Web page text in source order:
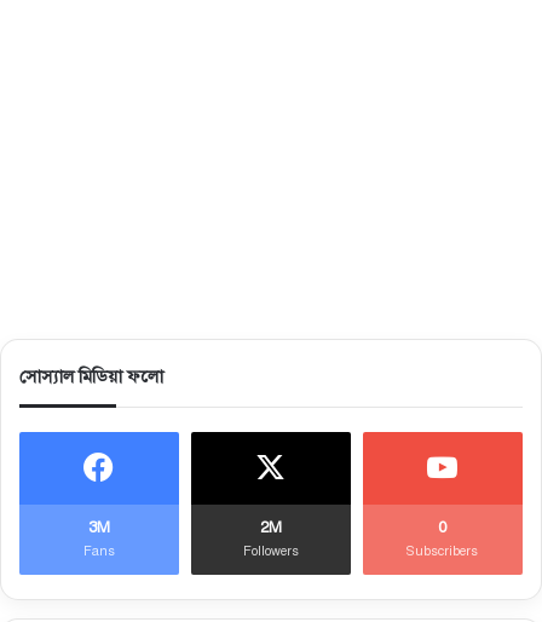
সোস্যাল মিডিয়া ফলো
3M
Fans
2M
Followers
0
Subscribers